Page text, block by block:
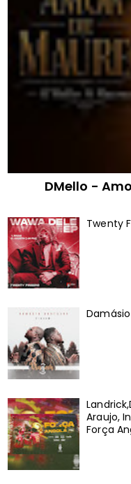
DMello -
Twenty
Araujo,
Força